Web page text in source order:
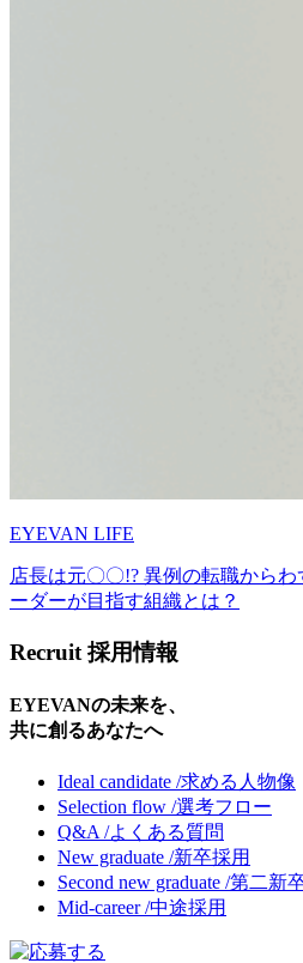
EYEVAN LIFE
店長は元〇〇!? 異例の転職から
ーダーが目指す組織とは？
Recruit 採用情報
EYEVANの未来を、
共に創るあなたへ
Ideal candidate /求める人物像
Selection flow /選考フロー
Q&A /よくある質問
New graduate /新卒採用
Second new graduate /第二新
Mid-career /中途採用